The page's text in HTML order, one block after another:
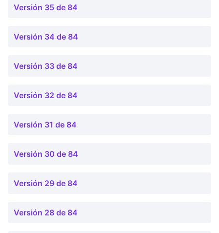
Versión 35 de 84
Versión 34 de 84
Versión 33 de 84
Versión 32 de 84
Versión 31 de 84
Versión 30 de 84
Versión 29 de 84
Versión 28 de 84